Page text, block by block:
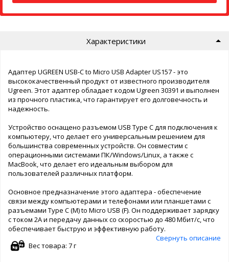
Характеристики
Адаптер UGREEN USB-C to Micro USB Adapter US157 - это
высококачественный продукт от известного производителя
Ugreen. Этот адаптер обладает кодом Ugreen 30391 и выполнен
из прочного пластика, что гарантирует его долговечность и
надежность.
Устройство оснащено разъемом USB Type C для подключения к
компьютеру, что делает его универсальным решением для
большинства современных устройств. Он совместим с
операционными системами ПК/Windows/Linux, а также с
MacBook, что делает его идеальным выбором для
пользователей различных платформ.
Основное предназначение этого адаптера - обеспечение
связи между компьютерами и телефонами или планшетами с
разъемами Type C (M) to Micro USB (F). Он поддерживает зарядку
с током 2A и передачу данных со скоростью до 480 Мбит/с, что
обеспечивает быструю и эффективную работу.
Свернуть описание
Вес товара: 7 г